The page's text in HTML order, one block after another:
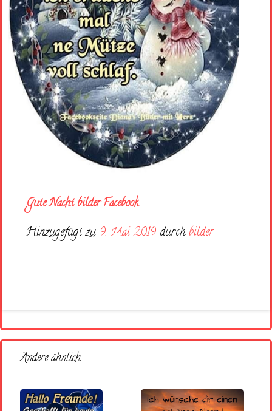
Gute Nacht bilder Facebook
Hinzugefügt zu 9. Mai 2019 durch bilder
Andere ähnlich